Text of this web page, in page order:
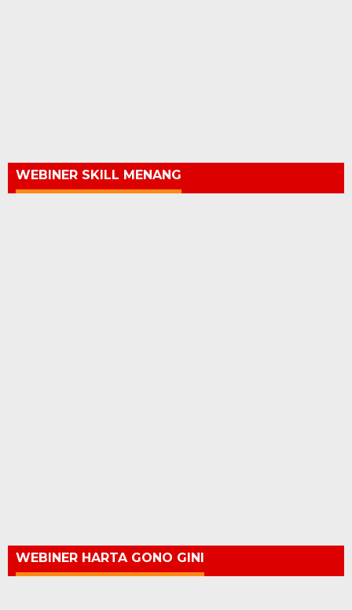
WEBINER SKILL MENANG
WEBINER HARTA GONO GINI